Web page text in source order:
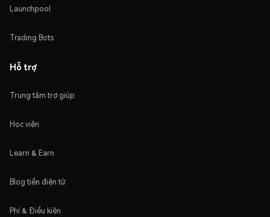
Launchpool
Trading Bots
Hỗ trợ
Trung tâm trợ giúp
Học viện
Learn & Earn
Blog tiền điện tử
Phí & Điều kiện